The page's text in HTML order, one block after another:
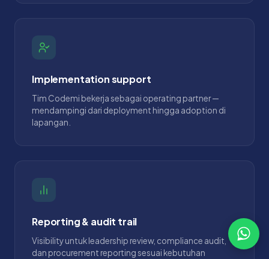
Implementation support
Tim Codemi bekerja sebagai operating partner —
mendampingi dari deployment hingga adoption di
lapangan.
Reporting & audit trail
Visibility untuk leadership review, compliance audit,
dan procurement reporting sesuai kebutuhan